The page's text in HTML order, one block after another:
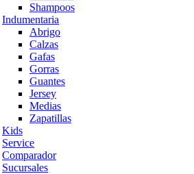
Shampoos
Indumentaria
Abrigo
Calzas
Gafas
Gorras
Guantes
Jersey
Medias
Zapatillas
Kids
Service
Comparador
Sucursales